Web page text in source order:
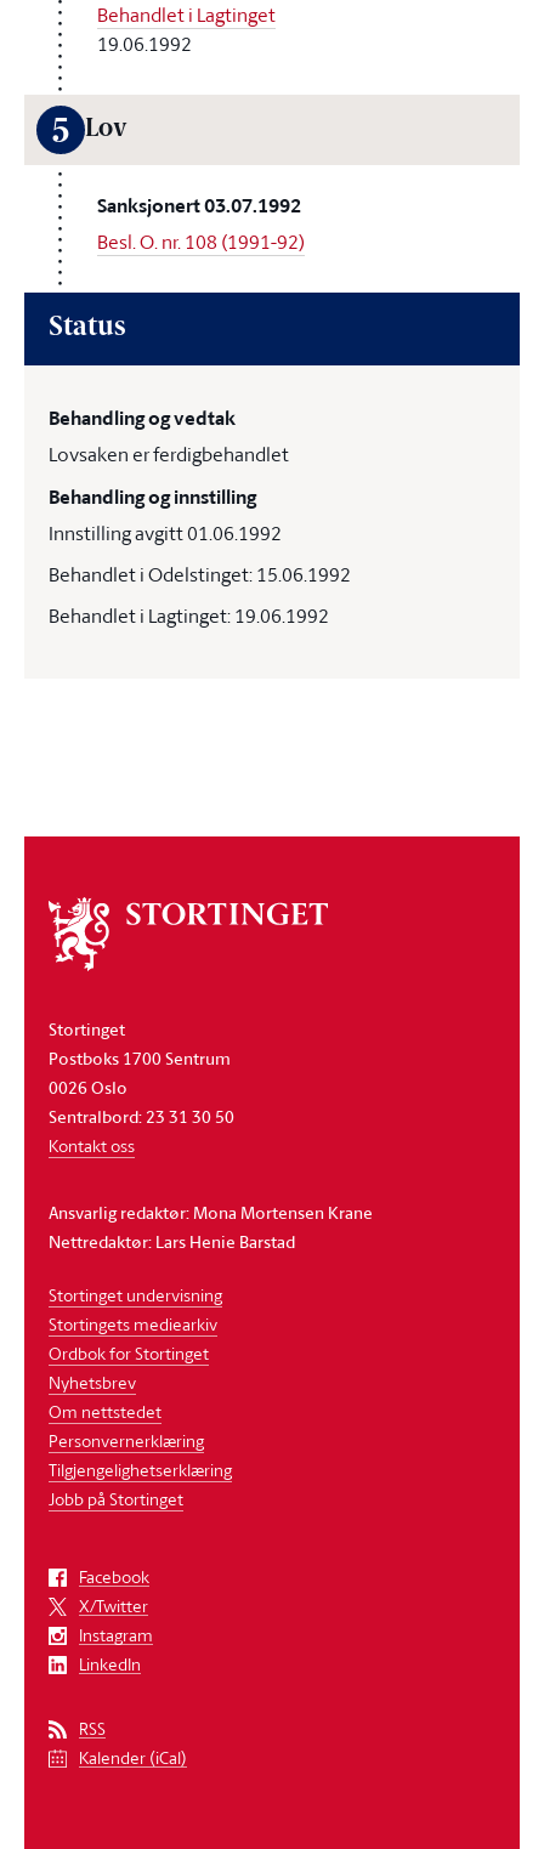
Behandlet i Lagtinget
19.06.1992
5 Lov
Sanksjonert 03.07.1992
Besl. O. nr. 108 (1991-92)
Status
Behandling og vedtak
Lovsaken er ferdigbehandlet
Behandling og innstilling
Innstilling avgitt 01.06.1992
Behandlet i Odelstinget: 15.06.1992
Behandlet i Lagtinget: 19.06.1992
Om
stortinget
Stortinget
Postboks 1700 Sentrum
0026 Oslo
Sentralbord: 23 31 30 50
Kontakt oss
Ansvarlig redaktør: Mona Mortensen Krane
Nettredaktør: Lars Henie Barstad
Stortinget undervisning
Stortingets mediearkiv
Ordbok for Stortinget
Nyhetsbrev
Om nettstedet
Personvernerklæring
Tilgjengelighetserklæring
Jobb på Stortinget
Facebook
X/Twitter
Instagram
LinkedIn
RSS
Kalender (iCal)